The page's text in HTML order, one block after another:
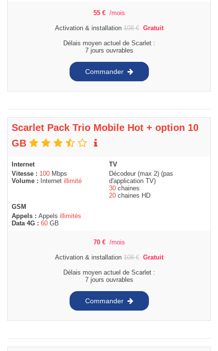
55 € /mois
Activation & installation108€ Gratuit
Délais moyen actuel de Scarlet :
7 jours ouvrables
Commander
Scarlet Pack Trio Mobile Hot + option 10
GB
Internet
Vitesse : 100 Mbps
Volume :
Internet illimité
TV
Décodeur (max 2) (pas
d'application TV)
30 chaines
20 chaines HD
GSM
Appels : Appels illimités
Data 4G : 60 GB
70 € /mois
Activation & installation108€ Gratuit
Délais moyen actuel de Scarlet :
7 jours ouvrables
Commander